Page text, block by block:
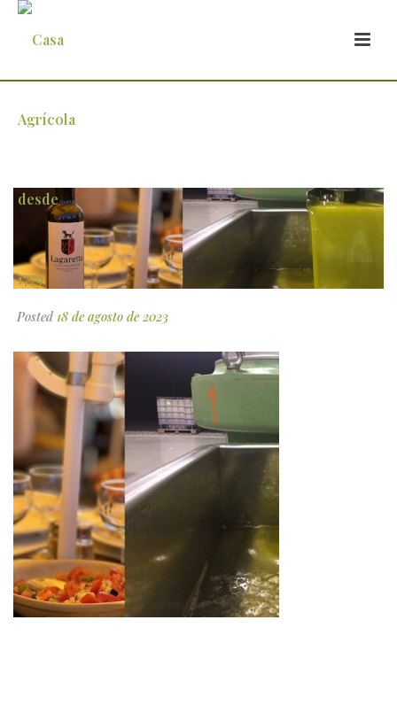
consumidores-de-azeite-virgem-extra
Posted 18 de agosto de 2023